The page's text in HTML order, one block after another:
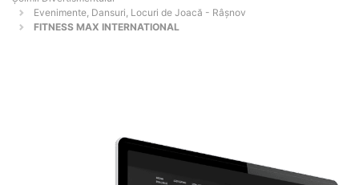
Evenimente, Dansuri, Locuri de Joacă - Râşnov
FITNESS MAX INTERNATIONAL